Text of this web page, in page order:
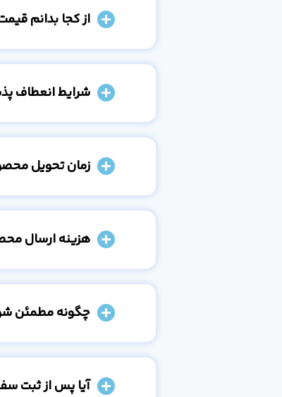
از کجا بدانم
شرایط انعطاف
زمان تحویل
هزینه ارسال
چگونه مطمئن
آیا پس از ثبت